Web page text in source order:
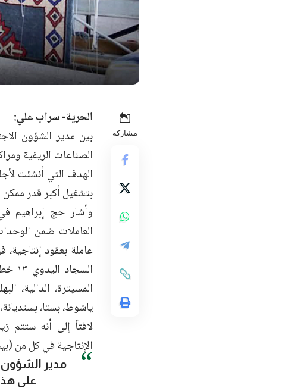
مشاركة
الحرية- سراب علي:
بين مدير الشؤون
الصناعات الريفية
الهدف التي أنشئت
بتشغيل أكبر قدر ممكن
وأشار حج إبراهيم
عاملة بعقود
المسيترة، الدالية،
ياشوط، بستا،
لافتاً إلى أنه ستتم
الإنتاجية في كل من
مدير
على